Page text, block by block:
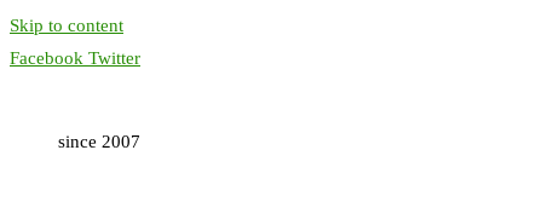
Skip to content
Facebook Twitter
since 2007